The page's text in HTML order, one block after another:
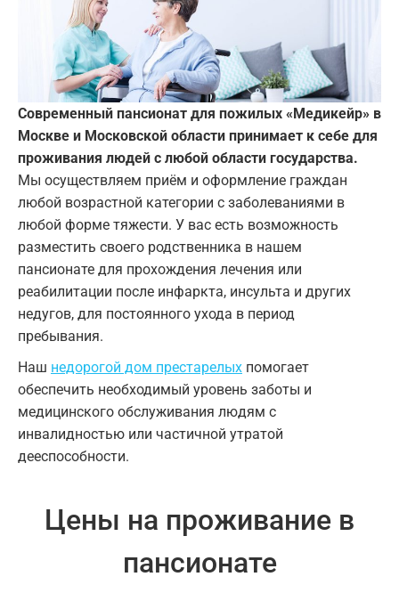
Современный пансионат для пожилых «Медикейр» в
Москве и Московской области принимает к себе для
проживания людей с любой области государства.
Мы осуществляем приём и оформление граждан
любой возрастной категории с заболеваниями в
любой форме тяжести. У вас есть возможность
разместить своего родственника в нашем
пансионате для прохождения лечения или
реабилитации после инфаркта, инсульта и других
недугов, для постоянного ухода в период
пребывания.
Наш недорогой дом престарелых помогает
обеспечить необходимый уровень заботы и
медицинского обслуживания людям с
инвалидностью или частичной утратой
дееспособности.
Цены на проживание в
пансионате